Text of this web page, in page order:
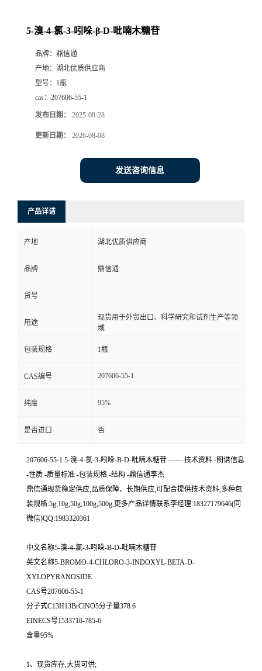
5-溴-4-氯-3-吲哚-β-D-吡喃木糖苷
品牌： 鼎信通
产地： 湖北优质供应商
型号： 1瓶
cas： 207606-55-1
发布日期： 2025-08-28
更新日期： 2026-08-08
发送咨询信息
产品详请
产地 湖北优质供应商
品牌 鼎信通
货号
用途
现货用于外贸出口、科学研究和试剂生产等领
域
包装规格 1瓶
CAS编号 207606-55-1
纯度 95%
是否进口 否
207606-55-1 5-溴-4-氯-3-吲哚-Β-D-吡喃木糖苷 —— 技术资料 -图谱信息
-性质 -质量标准 -包装规格 -结构 -鼎信通李杰
鼎信通现货稳定供应,品质保障、长期供应,可配合提供技术资料,多种包
装规格:5g;10g;50g;100g;500g,更多产品详情联系李经理:18327179646(同
微信)QQ:1983320361
中文名称5-溴-4-氯-3-吲哚-Β-D-吡喃木糖苷
英文名称5-BROMO-4-CHLORO-3-INDOXYL-BETA-D-
XYLOPYRANOSIDE
CAS号207606-55-1
分子式C13H13BrClNO5分子量378.6
EINECS号1533716-785-6
含量95%
1、现货库存,大货可供;